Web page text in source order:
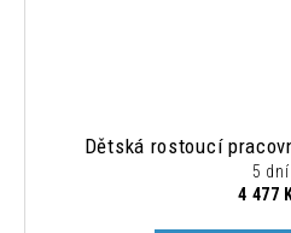
Dětská rostoucí
5 dní
4 477